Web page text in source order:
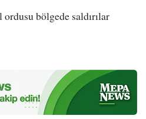
bölgede saldırılar